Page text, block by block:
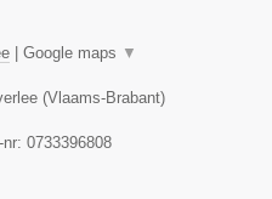
Google maps ▼
(Vlaams-Brabant)
0733396808